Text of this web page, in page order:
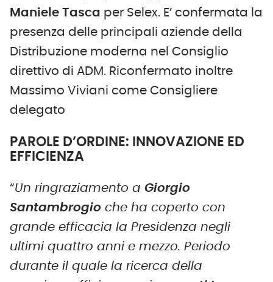
Maniele Tasca per Selex. E’ confermata la
presenza delle principali aziende della
Distribuzione moderna nel Consiglio
direttivo di ADM. Riconfermato inoltre
Massimo Viviani come Consigliere
delegato
PAROLE D’ORDINE: INNOVAZIONE ED
EFFICIENZA
“Un ringraziamento a Giorgio
Santambrogio che ha coperto con
grande efficacia la Presidenza negli
ultimi quattro anni e mezzo. Periodo
durante il quale la ricerca della